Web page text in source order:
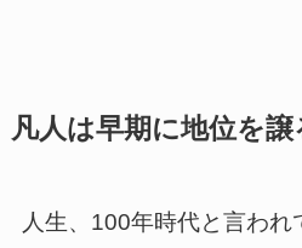
凡人は早期に地位を譲
人生、100年時代と言われ